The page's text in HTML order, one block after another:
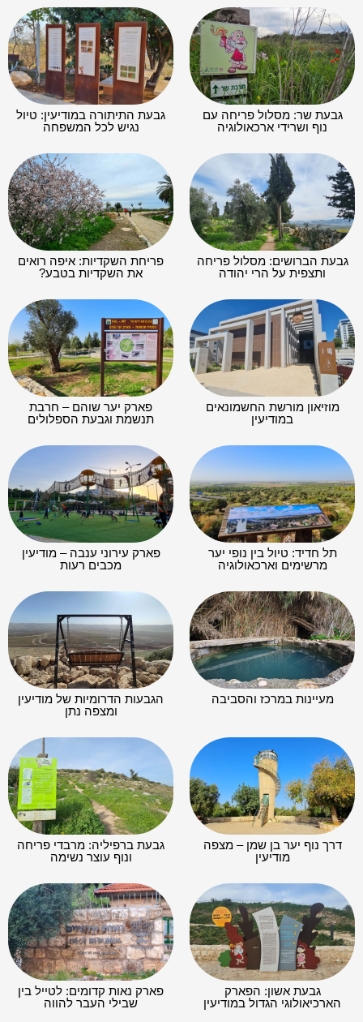
גבעת שר: מסלול פריחה עם
נוף ושרידי ארכאולוגיה
גבעת התיתורה במודיעין: טיול
נגיש לכל המשפחה
גבעת הברושים: מסלול פריחה
ותצפית על הרי יהודה
פריחת השקדיות: איפה רואים
את השקדיות בטבע?
מוזיאון מורשת החשמונאים
במודיעין
פארק יער שוהם – חרבת
תנשמת וגבעת הספלולים
תל חדיד: טיול בין נופי יער
מרשימים וארכאולוגיה
פארק עירוני ענבה – מודיעין
מכבים רעות
מעיינות במרכז והסביבה
הגבעות הדרומיות של מודיעין
ומצפה נתן
דרך נוף יער בן שמן – מצפה
מודיעין
גבעת ברפיליה: מרבדי פריחה
ונוף עוצר נשימה
גבעת אשון: הפארק
הארכיאולוגי הגדול במודיעין
פארק נאות קדומים: לטייל בין
שבילי העבר להווה